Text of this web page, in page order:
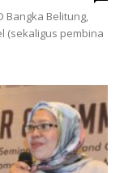
Bangka Belitung,
(sekaligus pembina